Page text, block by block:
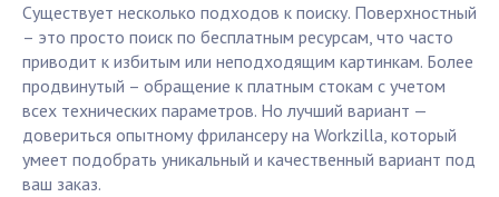
Существует несколько подходов к поиску. Поверхностный
– это просто поиск по бесплатным ресурсам, что часто
приводит к избитым или неподходящим картинкам. Более
продвинутый – обращение к платным стокам с учетом
всех технических параметров. Но лучший вариант —
довериться опытному фрилансеру на Workzilla, который
умеет подобрать уникальный и качественный вариант под
ваш заказ.